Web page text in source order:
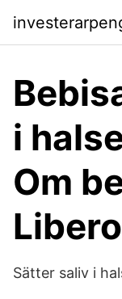
i
Om
Libero
Sätter saliv i